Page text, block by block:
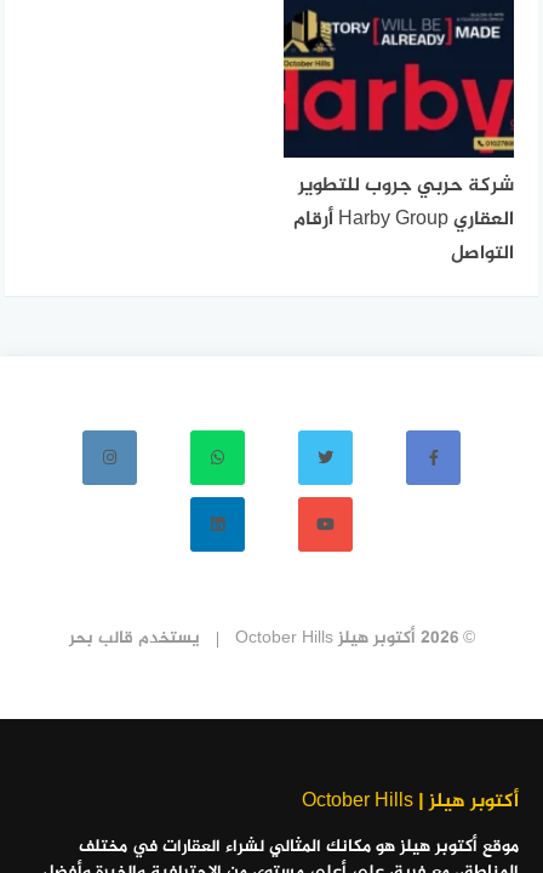
شركة حربي جروب للتطوير
العقاري Harby Group أرقام
التواصل
© 2026 أكتوبر هيلز October Hills يستخدم قالب بحر
أكتوبر هيلز | October Hills
موقع أكتوبر هيلز هو مكانك المثالي لشراء العقارات في مختلف